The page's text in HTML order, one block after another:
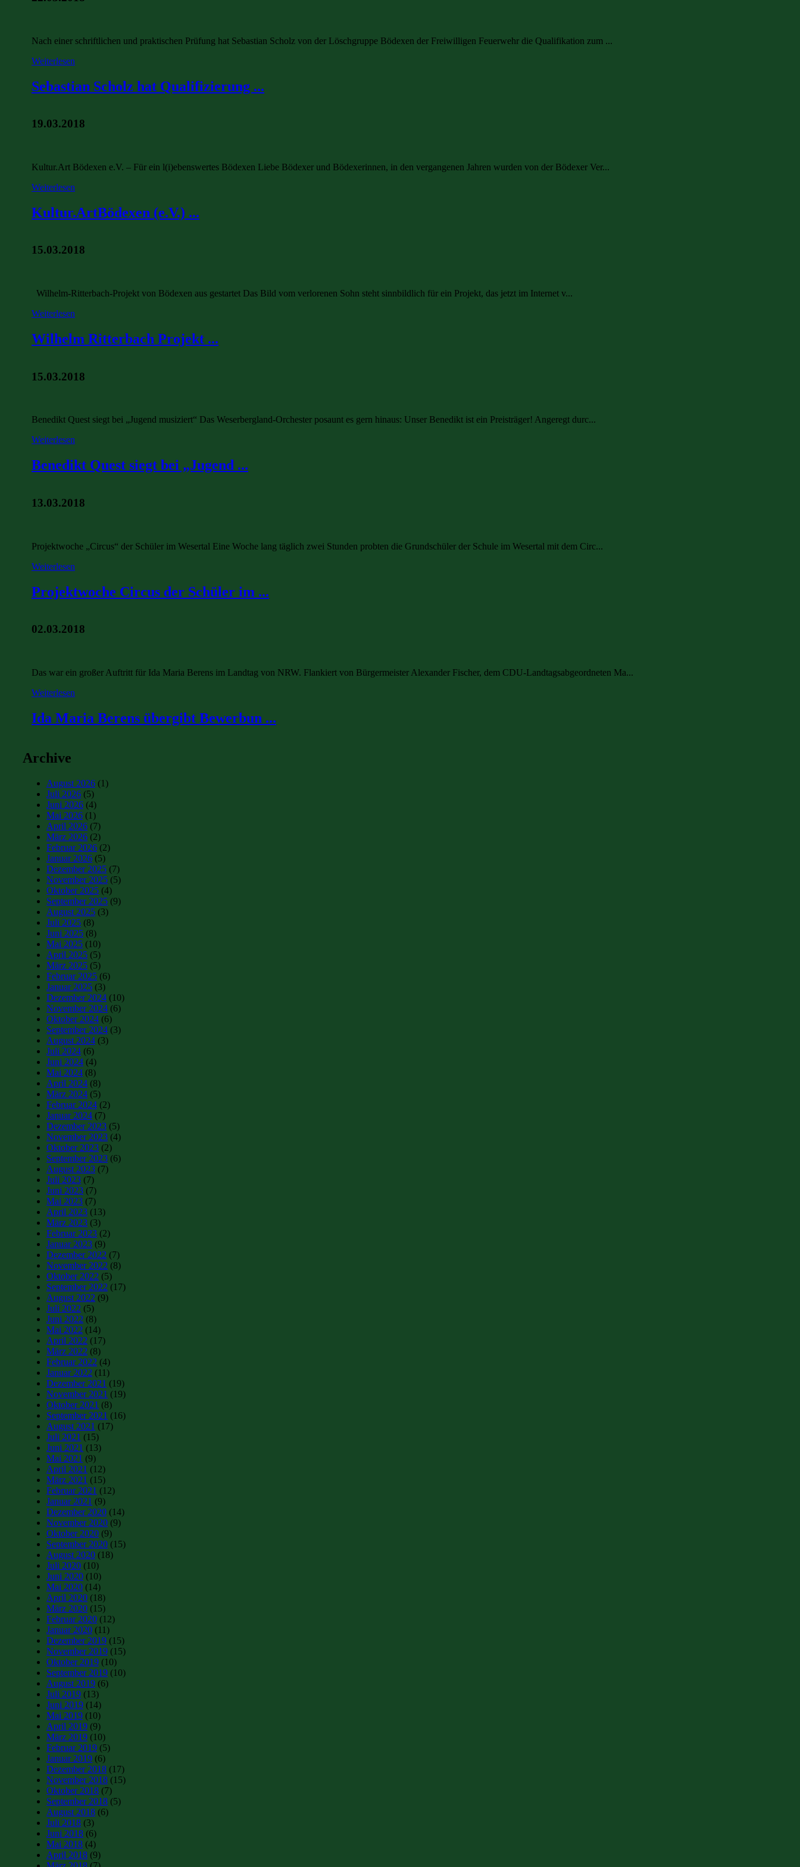
Nach einer schriftlichen und praktischen Prüfung hat Sebastian Scholz von der Löschgruppe Bödexen der Freiwilligen Feuerwehr die Qualifikation zum ...
Weiterlesen
Sebastian Scholz hat Qualifizierung ...
19.03.2018
Kultur.Art Bödexen e.V. – Für ein l(i)ebenswertes Bödexen Liebe Bödexer und Bödexerinnen, in den vergangenen Jahren wurden von der Bödexer Ver...
Weiterlesen
Kultur.ArtBödexen (e.V.) ...
15.03.2018
Wilhelm-Ritterbach-Projekt von Bödexen aus gestartet Das Bild vom verlorenen Sohn steht sinnbildlich für ein Projekt, das jetzt im Internet v...
Weiterlesen
Wilhelm Ritterbach Projekt ...
15.03.2018
Benedikt Quest siegt bei „Jugend musiziert“ Das Weserbergland-Orchester posaunt es gern hinaus: Unser Benedikt ist ein Preisträger! Angeregt durc...
Weiterlesen
Benedikt Quest siegt bei „Jugend ...
13.03.2018
Projektwoche „Circus“ der Schüler im Wesertal Eine Woche lang täglich zwei Stunden probten die Grundschüler der Schule im Wesertal mit dem Circ...
Weiterlesen
Projektwoche Circus der Schüler im ...
02.03.2018
Das war ein großer Auftritt für Ida Maria Berens im Landtag von NRW. Flankiert von Bürgermeister Alexander Fischer, dem CDU-Landtagsabgeordneten Ma...
Weiterlesen
Ida Maria Berens übergibt Bewerbun ...
Archive
August 2026 (1)
Juli 2026 (5)
Juni 2026 (4)
Mai 2026 (1)
April 2026 (7)
März 2026 (2)
Februar 2026 (2)
Januar 2026 (5)
Dezember 2025 (7)
November 2025 (5)
Oktober 2025 (4)
September 2025 (9)
August 2025 (3)
Juli 2025 (8)
Juni 2025 (8)
Mai 2025 (10)
April 2025 (5)
März 2025 (5)
Februar 2025 (6)
Januar 2025 (3)
Dezember 2024 (10)
November 2024 (6)
Oktober 2024 (6)
September 2024 (3)
August 2024 (3)
Juli 2024 (6)
Juni 2024 (4)
Mai 2024 (8)
April 2024 (8)
März 2024 (5)
Februar 2024 (2)
Januar 2024 (7)
Dezember 2023 (5)
November 2023 (4)
Oktober 2023 (2)
September 2023 (6)
August 2023 (7)
Juli 2023 (7)
Juni 2023 (7)
Mai 2023 (7)
April 2023 (13)
März 2023 (3)
Februar 2023 (2)
Januar 2023 (9)
Dezember 2022 (7)
November 2022 (8)
Oktober 2022 (5)
September 2022 (17)
August 2022 (9)
Juli 2022 (5)
Juni 2022 (8)
Mai 2022 (14)
April 2022 (17)
März 2022 (8)
Februar 2022 (4)
Januar 2022 (11)
Dezember 2021 (19)
November 2021 (19)
Oktober 2021 (8)
September 2021 (16)
August 2021 (17)
Juli 2021 (15)
Juni 2021 (13)
Mai 2021 (9)
April 2021 (12)
März 2021 (15)
Februar 2021 (12)
Januar 2021 (9)
Dezember 2020 (14)
November 2020 (9)
Oktober 2020 (9)
September 2020 (15)
August 2020 (18)
Juli 2020 (10)
Juni 2020 (10)
Mai 2020 (14)
April 2020 (18)
März 2020 (15)
Februar 2020 (12)
Januar 2020 (11)
Dezember 2019 (15)
November 2019 (15)
Oktober 2019 (10)
September 2019 (10)
August 2019 (6)
Juli 2019 (13)
Juni 2019 (14)
Mai 2019 (10)
April 2019 (9)
März 2019 (10)
Februar 2019 (5)
Januar 2019 (6)
Dezember 2018 (17)
November 2018 (15)
Oktober 2018 (7)
September 2018 (5)
August 2018 (6)
Juli 2018 (3)
Juni 2018 (6)
Mai 2018 (4)
April 2018 (9)